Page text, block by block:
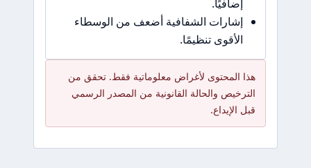
إضافيًا.
إشارات الشفافية أضعف من الوسطاء
الأقوى تنظيمًا.
هذا المحتوى لأغراض معلوماتية فقط. تحقق من
الترخيص والحالة القانونية من المصدر الرسمي
قبل الإيداع.